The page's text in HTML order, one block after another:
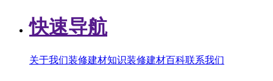
快速导航
关于我们装修建材知识装修建材百科联系我们